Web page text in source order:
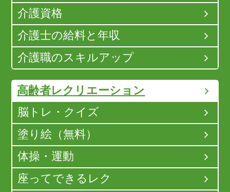
介護資格
介護士の給料と年収
介護職のスキルアップ
高齢者レクリエーション
脳トレ・クイズ
塗り絵（無料）
体操・運動
座ってできるレク